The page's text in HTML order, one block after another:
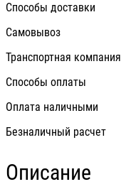
Способы доставки
Самовывоз
Транспортная компания
Способы оплаты
Оплата наличными
Безналичный расчет
Описание